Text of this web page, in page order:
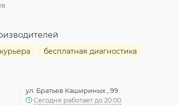
бесплатная диагностика
ул. Братьев Кашириных , 99
Сегодня работает до 20:00